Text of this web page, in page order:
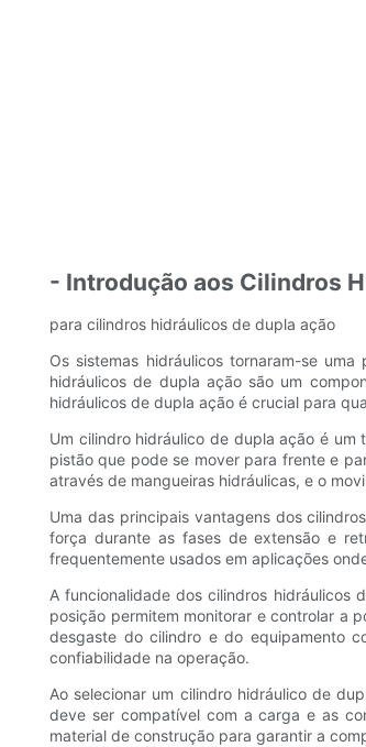
- Introdução aos Cilindros
para cilindros hidráulicos de dupla ação
Os sistemas hidráulicos tornaram-se
hidráulicos de dupla ação são um
hidráulicos de dupla ação é crucial para
Um cilindro hidráulico de dupla ação é
pistão que pode se mover para frente e
através de mangueiras hidráulicas, e o
Uma das principais vantagens dos
força durante as fases de extensão e
frequentemente usados ​​em aplicações
A funcionalidade dos cilindros hidráulicos
posição permitem monitorar e controlar a
desgaste do cilindro e do equipamento
confiabilidade na operação.
Ao selecionar um cilindro hidráulico de
deve ser compatível com a carga e as
material de construção para garantir a